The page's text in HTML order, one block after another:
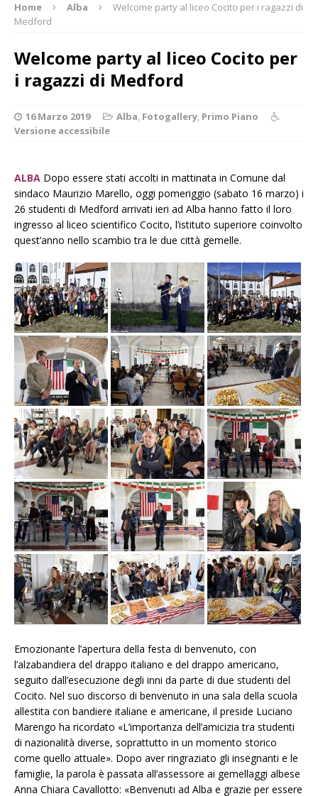
Home Alba
Welcome party al liceo Cocito per i ragazzi di
Medford
Welcome party al liceo Cocito per
i ragazzi di Medford
16 Marzo 2019 Alba, Fotogallery, Primo Piano
Versione accessibile
ALBA Dopo essere stati accolti in mattinata in Comune dal
sindaco Maurizio Marello, oggi pomeriggio (sabato 16 marzo) i
26 studenti di Medford arrivati ieri ad Alba hanno fatto il loro
ingresso al liceo scientifico Cocito, l’istituto superiore coinvolto
quest’anno nello scambio tra le due città gemelle.
Emozionante l’apertura della festa di benvenuto, con
l’alzabandiera del drappo italiano e del drappo americano,
seguito dall’esecuzione degli inni da parte di due studenti del
Cocito. Nel suo discorso di benvenuto in una sala della scuola
allestita con bandiere italiane e americane, il preside Luciano
Marengo ha ricordato «L’importanza dell’amicizia tra studenti
di nazionalità diverse, soprattutto in un momento storico
come quello attuale». Dopo aver ringraziato gli insegnanti e le
famiglie, la parola è passata all’assessore ai gemellaggi albese
Anna Chiara Cavallotto: «Benvenuti ad Alba e grazie per essere